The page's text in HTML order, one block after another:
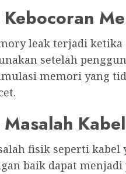
leak terjadi
setelah
memori yang
fisik seperti
baik dapat